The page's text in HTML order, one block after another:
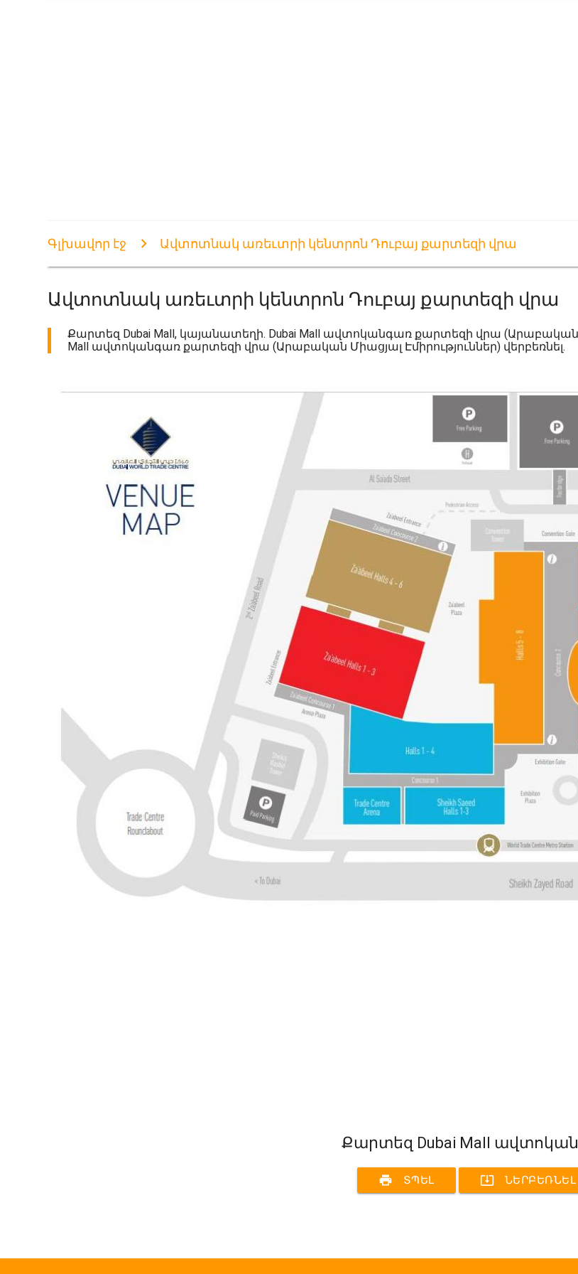
Գլխավոր էջ Ավտոտնակ առեւտրի կենտրոն Դուբայ քարտեզի վրա
Ավտոտնակ առեւտրի կենտրոն Դուբայ քարտեզի վրա
Քարտեզ Dubai Mall, կայանատեղի. Dubai Mall ավտոկանգառ քարտեզի վրա (Արաբական
Mall ավտոկանգառ քարտեզի վրա (Արաբական Միացյալ Էմիրություններ) վերբեռնել.
Քարտեզ Dubai Mall
print ՏՊԵԼ system_update_alt ՆԵՐԲԵՌՆԵԼ